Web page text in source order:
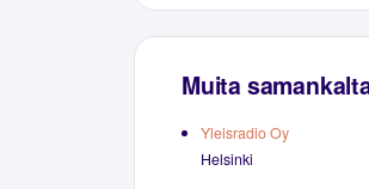
Muita
Yleisradio Oy
Helsinki